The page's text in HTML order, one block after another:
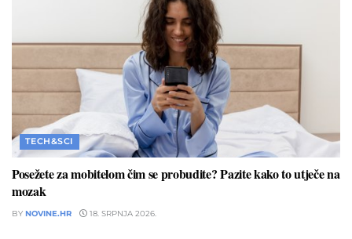
TECH&SCI
Posežete za mobitelom čim se probudite? Pazite kako to utječe na
mozak
BY NOVINE.HR 18. SRPNJA 2026.